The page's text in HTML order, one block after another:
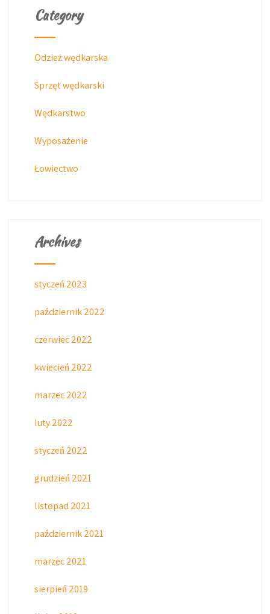
Category
Odzież wędkarska
Sprzęt wędkarski
Wędkarstwo
Wyposażenie
Łowiectwo
Archives
styczeń 2023
październik 2022
czerwiec 2022
kwiecień 2022
marzec 2022
luty 2022
styczeń 2022
grudzień 2021
listopad 2021
październik 2021
marzec 2021
sierpień 2019